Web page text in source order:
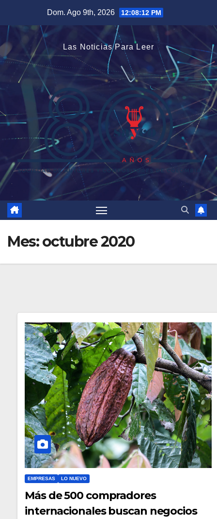
contenido
Dom. Ago 9th, 2026 12:08:13 PM
Las Noticias Para Leer
Mes:octubre 2020
EMPRESAS LO NUEVO
Más de 500 compradores
internacionales buscan negocios